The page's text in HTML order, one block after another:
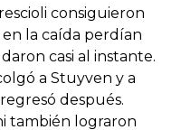
consiguieron
la caída perdían
casi al instante.
a Stuyven y a
después.
también lograron